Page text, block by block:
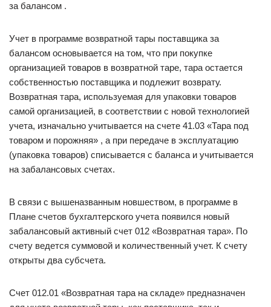
за балансом .
Учет в программе возвратной тары поставщика за
балансом основывается на том, что при покупке
организацией товаров в возвратной таре, тара остается
собственностью поставщика и подлежит возврату.
Возвратная тара, используемая для упаковки товаров
самой организацией, в соответствии с новой технологией
учета, изначально учитывается на счете 41.03 «Тара под
товаром и порожняя» , а при передаче в эксплуатацию
(упаковка товаров) списывается с баланса и учитывается
на забалансовых счетах.
В связи с вышеназванным новшеством, в программе в
Плане счетов бухгалтерского учета появился новый
забалансовый активный счет 012 «Возвратная тара». По
счету ведется суммовой и количественный учет. К счету
открыты два субсчета.
Счет 012.01 «Возвратная тара на складе» предназначен